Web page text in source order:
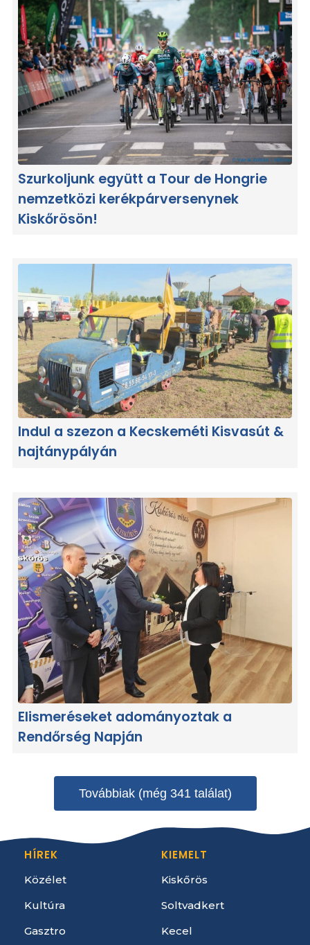
Szurkoljunk együtt a Tour de Hongrie
nemzetközi kerékpárversenynek
Kiskőrösön!
Indul a szezon a Kecskeméti Kisvasút &
hajtánypályán
Elismeréseket adományoztak a
Rendőrség Napján
Továbbiak (még 341 találat)
HÍREK
Közélet
Kultúra
Gasztro
KIEMELT
Kiskőrös
Soltvadkert
Kecel